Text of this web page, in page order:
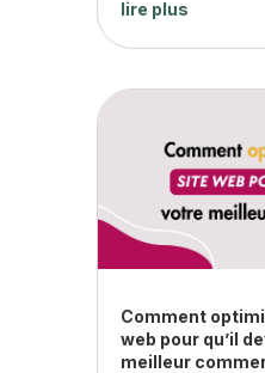
lire plus
Comment
web pour qu’il
meilleur